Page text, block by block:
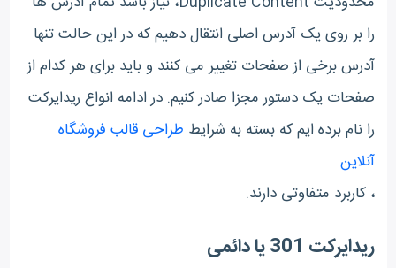
را بر روی یک آدرس اصلی انتقال دهیم که در این حالت تنها
آدرس برخی از صفحات تغییر می کنند و باید برای هر کدام از
صفحات یک دستور مجزا صادر کنیم. در ادامه انواع ریدایرکت
را نام برده ایم که بسته به شرایط طراحی قالب فروشگاه
آنلاین
، کاربرد متفاوتی دارند.
ریدایرکت 301 یا دائمی